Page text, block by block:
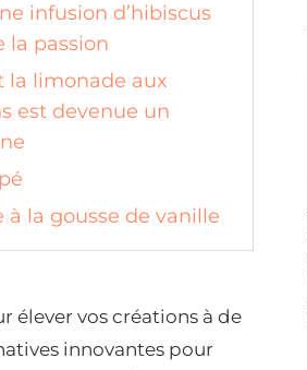
infusion d’hibiscus
la passion
la limonade aux
est devenue un
à la gousse de vanille
élever vos créations à de
innovantes pour